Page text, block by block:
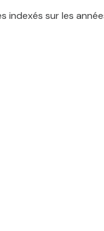
indexés sur les